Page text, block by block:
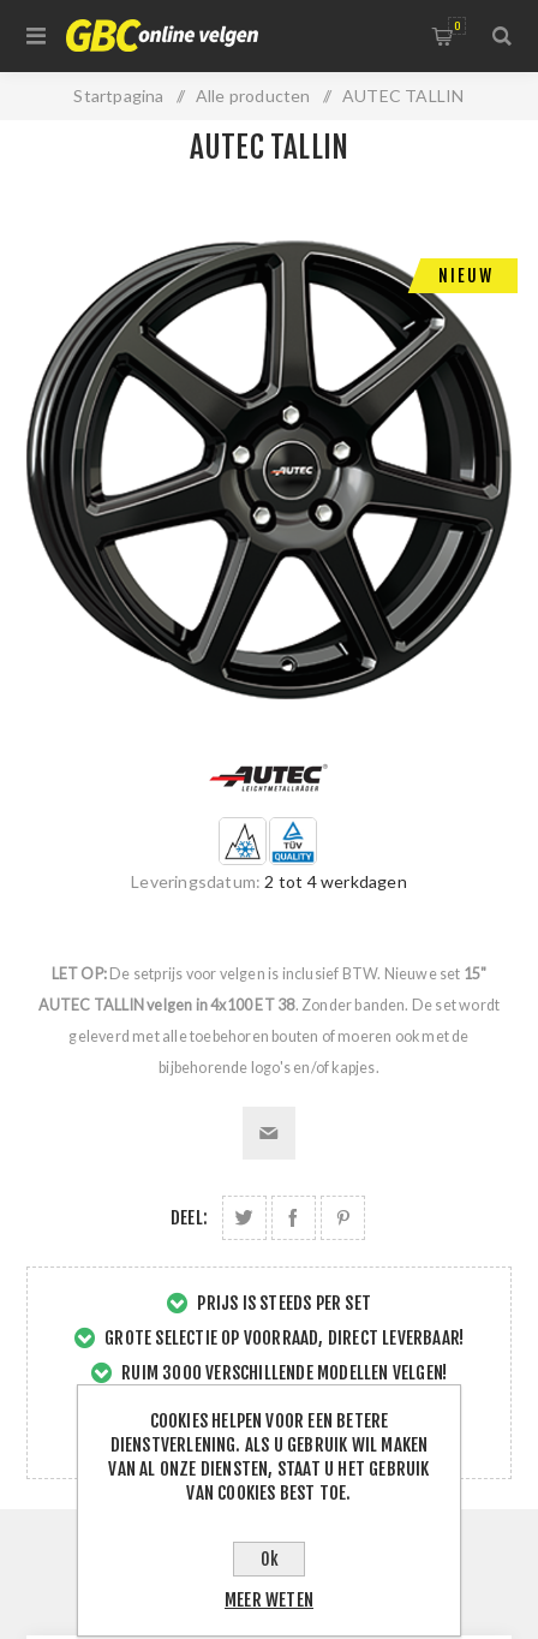
0
Startpagina / Alle producten / AUTEC TALLIN
NIEUW
AUTEC TALLIN
Leveringsdatum: 2 tot 4 werkdagen
LET OP:De setprijs voor velgen is inclusief BTW. Nieuwe set 15"
AUTEC TALLIN velgen in 4x100 ET 38. Zonder banden. De set wordt
geleverd met alle toebehoren bouten of moeren ook met de
bijbehorende logo's en/of kapjes.
DEEL:
PRIJS IS STEEDS PER SET
GROTE SELECTIE OP VOORRAAD, DIRECT LEVERBAAR!
RUIM 3000 VERSCHILLENDE MODELLEN VELGEN!
VEILIG BESTELLEN EN BETALEN!
SNELLE EN DIRECTE SERVICE!
SPECIFICATIES
CONTACTEER ONS
COOKIES HELPEN VOOR EEN BETERE
DIENSTVERLENING. ALS U GEBRUIK WIL MAKEN
VAN AL ONZE DIENSTEN, STAAT U HET GEBRUIK
VAN COOKIES BEST TOE.
Ok
MEER WETEN